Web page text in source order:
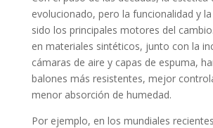
evolucionado, pero la funcionalidad y
sido los principales motores del
en materiales sintéticos, junto con la
cámaras de aire y capas de espuma,
balones más resistentes, mejor
menor absorción de humedad.
Por ejemplo, en los mundiales